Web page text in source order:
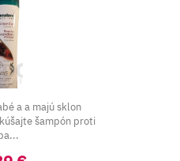
a a majú sklon
šampón proti